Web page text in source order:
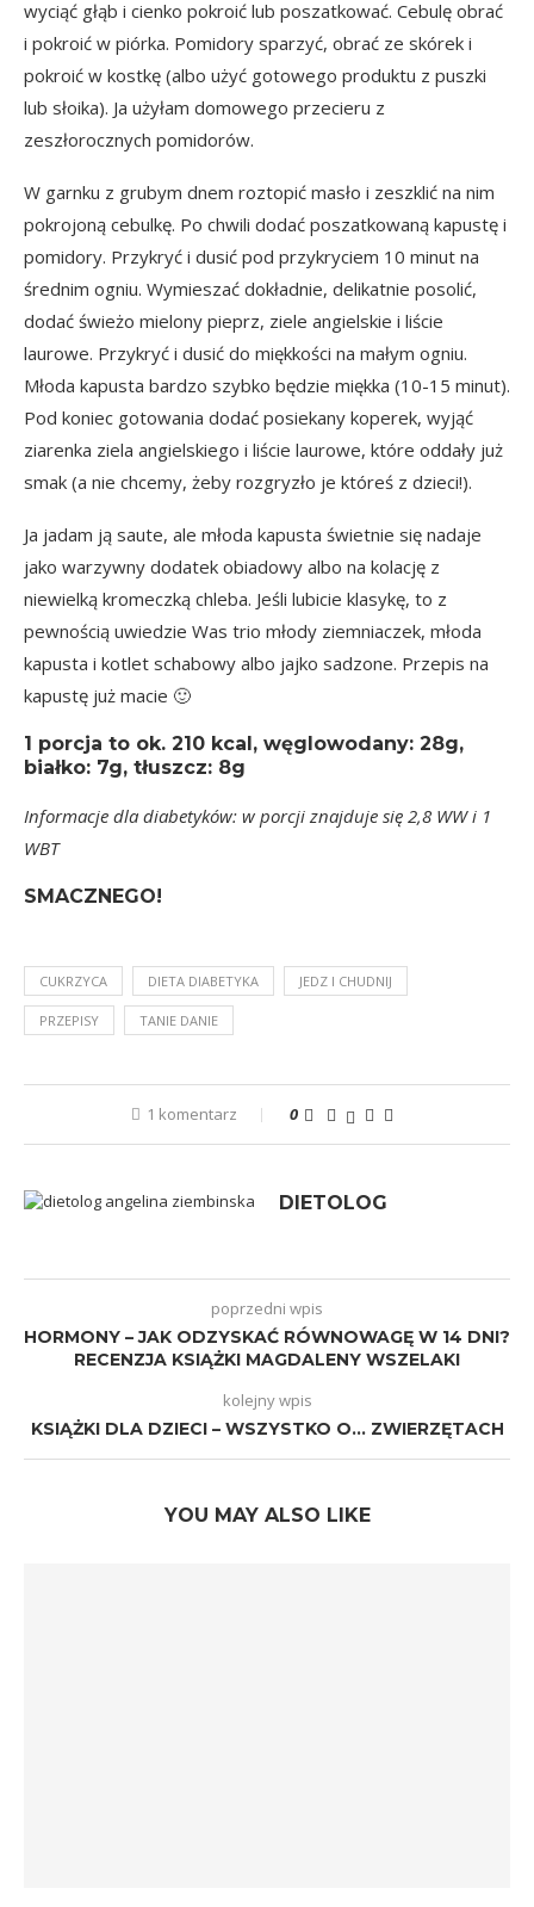
wyciąć głąb i cienko pokroić lub poszatkować. Cebulę obrać
i pokroić w piórka. Pomidory sparzyć, obrać ze skórek i
pokroić w kostkę (albo użyć gotowego produktu z puszki
lub słoika). Ja użyłam domowego przecieru z
zeszłorocznych pomidorów.
W garnku z grubym dnem roztopić masło i zeszklić na nim
pokrojoną cebulkę. Po chwili dodać poszatkowaną kapustę i
pomidory. Przykryć i dusić pod przykryciem 10 minut na
średnim ogniu. Wymieszać dokładnie, delikatnie posolić,
dodać świeżo mielony pieprz, ziele angielskie i liście
laurowe. Przykryć i dusić do miękkości na małym ogniu.
Młoda kapusta bardzo szybko będzie miękka (10-15 minut).
Pod koniec gotowania dodać posiekany koperek, wyjąć
ziarenka ziela angielskiego i liście laurowe, które oddały już
smak (a nie chcemy, żeby rozgryzło je któreś z dzieci!).
Ja jadam ją saute, ale młoda kapusta świetnie się nadaje
jako warzywny dodatek obiadowy albo na kolację z
niewielką kromeczką chleba. Jeśli lubicie klasykę, to z
pewnością uwiedzie Was trio młody ziemniaczek, młoda
kapusta i kotlet schabowy albo jajko sadzone. Przepis na
kapustę już macie 🙂
1 porcja to ok. 210 kcal, węglowodany: 28g,
białko: 7g, tłuszcz: 8g
Informacje dla diabetyków: w porcji znajduje się 2,8 WW i 1
WBT
SMACZNEGO!
CUKRZYCA DIETA DIABETYKA JEDZ I CHUDNIJ
PRZEPISY TANIE DANIE
1 komentarz 0
DIETOLOG
poprzedni wpis
HORMONY – JAK ODZYSKAĆ RÓWNOWAGĘ W 14 DNI?
RECENZJA KSIĄŻKI MAGDALENY WSZELAKI
kolejny wpis
KSIĄŻKI DLA DZIECI – WSZYSTKO O… ZWIERZĘTACH
YOU MAY ALSO LIKE